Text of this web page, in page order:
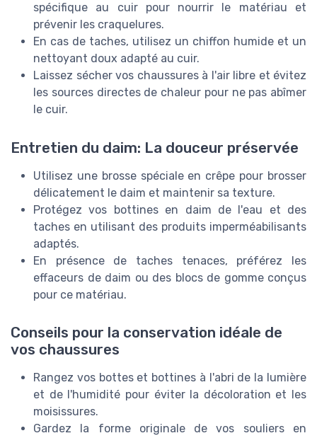
spécifique au cuir pour nourrir le matériau et
prévenir les craquelures.
En cas de taches, utilisez un chiffon humide et un
nettoyant doux adapté au cuir.
Laissez sécher vos chaussures à l'air libre et évitez
les sources directes de chaleur pour ne pas abîmer
le cuir.
Entretien du daim: La douceur préservée
Utilisez une brosse spéciale en crêpe pour brosser
délicatement le daim et maintenir sa texture.
Protégez vos bottines en daim de l'eau et des
taches en utilisant des produits imperméabilisants
adaptés.
En présence de taches tenaces, préférez les
effaceurs de daim ou des blocs de gomme conçus
pour ce matériau.
Conseils pour la conservation idéale de
vos chaussures
Rangez vos bottes et bottines à l'abri de la lumière
et de l'humidité pour éviter la décoloration et les
moisissures.
Gardez la forme originale de vos souliers en